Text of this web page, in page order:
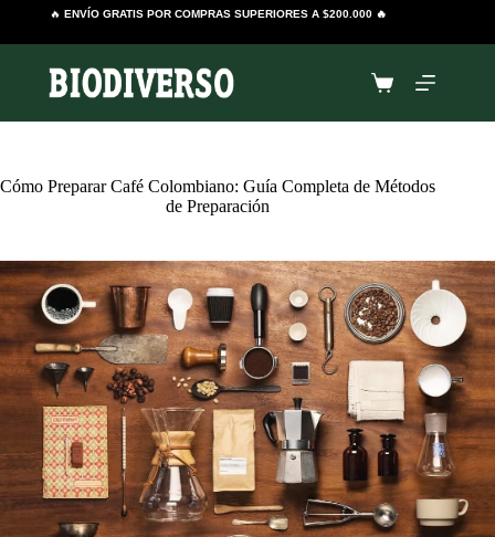
contenido
🔥 ENVÍO GRATIS POR COMPRAS SUPERIORES A $200.000 🔥
Carro
Cómo Preparar Café Colombiano: Guía Completa de Métodos
de Preparación